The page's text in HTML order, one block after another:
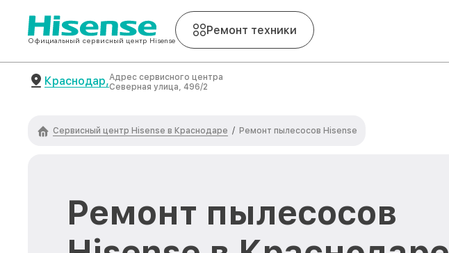
Официальный сервисный центр Hisense
Ремонт техники
Краснодар,Адрес сервисного центра
Северная улица, 496/2
Сервисный центр Hisense в Краснодаре / Ремонт пылесосов Hisense
Ремонт пылесосов